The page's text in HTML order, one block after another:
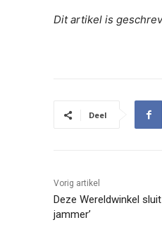
Dit artikel is
Deel
Vorig artikel
Deze Wereldwinkel
jammer’